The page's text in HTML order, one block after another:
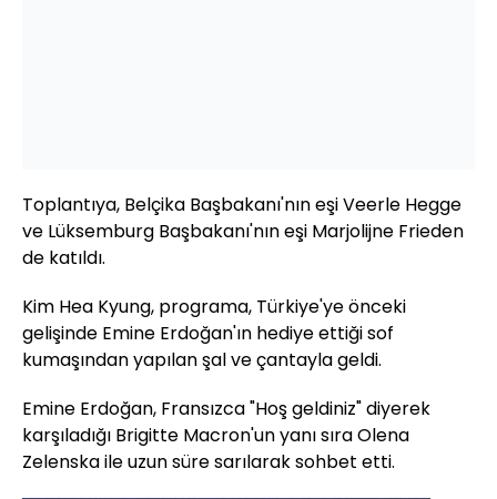
Toplantıya, Belçika Başbakanı'nın eşi Veerle Hegge
ve Lüksemburg Başbakanı'nın eşi Marjolijne Frieden​​​​​​​
de katıldı.
Kim Hea Kyung, programa, Türkiye'ye önceki
gelişinde Emine Erdoğan'ın hediye ettiği sof
kumaşından yapılan şal ve çantayla geldi.
Emine Erdoğan, Fransızca "Hoş geldiniz" diyerek
karşıladığı Brigitte Macron'un yanı sıra Olena
Zelenska ile uzun süre sarılarak sohbet etti.